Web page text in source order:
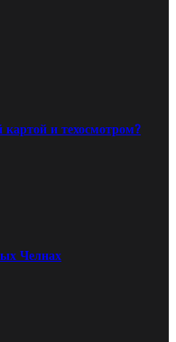
картой и техосмотром?
Челнах